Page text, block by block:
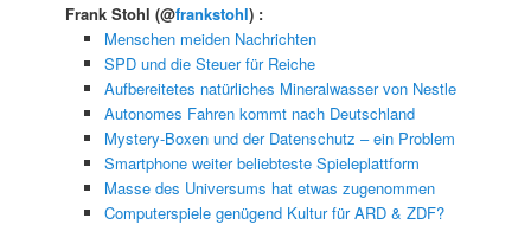
Frank Stohl(@frankstohl) :
Menschen meiden Nachrichten
SPD und die Steuer für Reiche
Aufbereitetes natürliches Mineralwasser von Nestle
Autonomes Fahren kommt nach Deutschland
Mystery-Boxen und der Datenschutz – ein Problem
Smartphone weiter beliebteste Spieleplattform
Masse des Universums hat etwas zugenommen
Computerspiele genügend Kultur für ARD & ZDF?